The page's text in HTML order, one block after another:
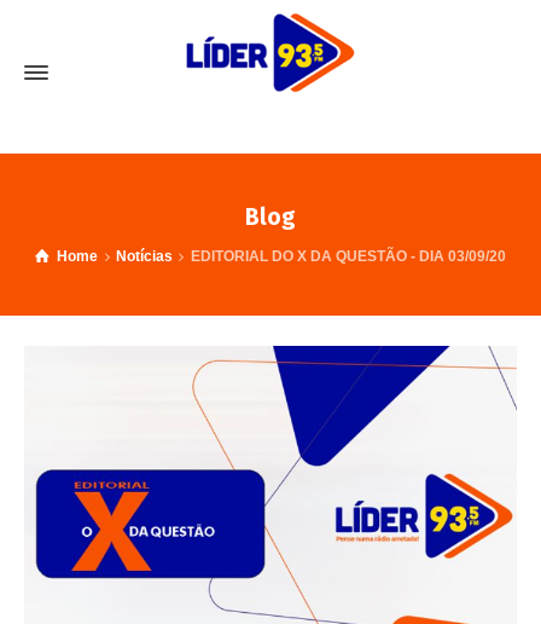
Blog
Home Notícias EDITORIAL DO X DA QUESTÃO - DIA 03/09/20